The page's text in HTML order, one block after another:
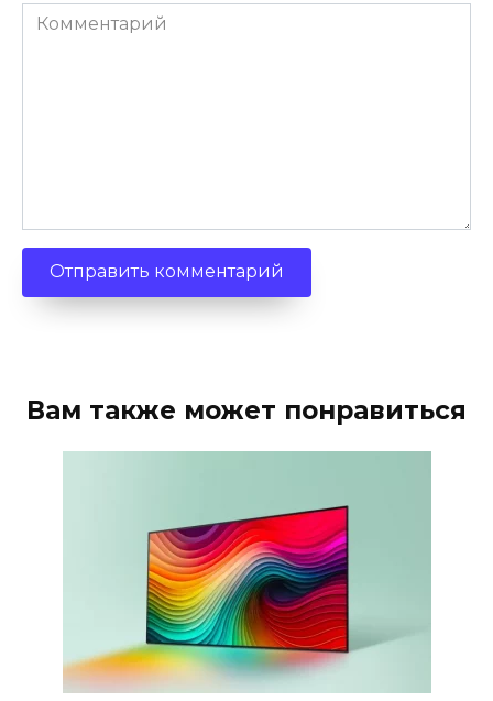
Комментарий
Вам также может понравиться